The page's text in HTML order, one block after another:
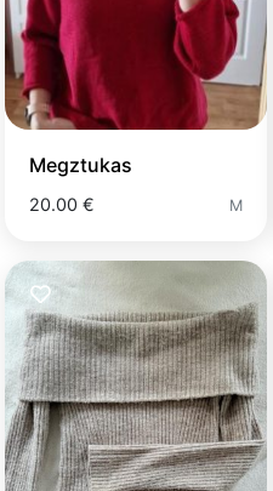
Megztukas
20.00 € M